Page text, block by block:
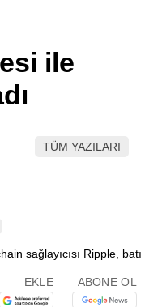
Youtube
Pinterest
ile
TÜM YAZILARI
EKLE ABONE OL